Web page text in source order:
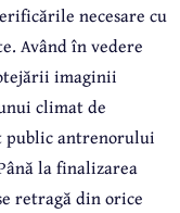
necesare cu
Având în vedere
imaginii
climat de
antrenorului
la finalizarea
retragă din orice